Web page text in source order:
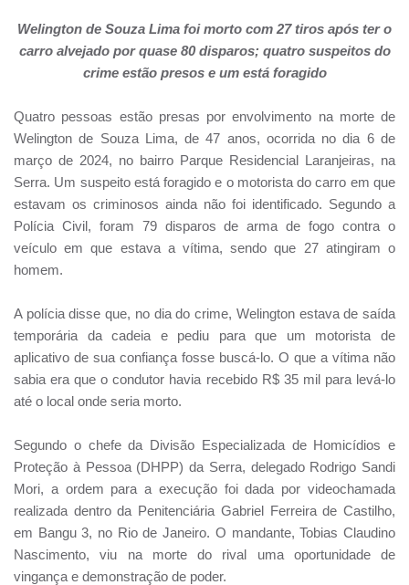
Welington de Souza Lima foi morto com 27 tiros após ter o
carro alvejado por quase 80 disparos; quatro suspeitos do
crime estão presos e um está foragido
Quatro pessoas estão presas por envolvimento na morte de
Welington de Souza Lima, de 47 anos, ocorrida no dia 6 de
março de 2024, no bairro Parque Residencial Laranjeiras, na
Serra. Um suspeito está foragido e o motorista do carro em que
estavam os criminosos ainda não foi identificado. Segundo a
Polícia Civil, foram 79 disparos de arma de fogo contra o
veículo em que estava a vítima, sendo que 27 atingiram o
homem.
A polícia disse que, no dia do crime, Welington estava de saída
temporária da cadeia e pediu para que um motorista de
aplicativo de sua confiança fosse buscá-lo. O que a vítima não
sabia era que o condutor havia recebido R$ 35 mil para levá-lo
até o local onde seria morto.
Segundo o chefe da Divisão Especializada de Homicídios e
Proteção à Pessoa (DHPP) da Serra, delegado Rodrigo Sandi
Mori, a ordem para a execução foi dada por videochamada
realizada dentro da Penitenciária Gabriel Ferreira de Castilho,
em Bangu 3, no Rio de Janeiro. O mandante, Tobias Claudino
Nascimento, viu na morte do rival uma oportunidade de
vingança e demonstração de poder.